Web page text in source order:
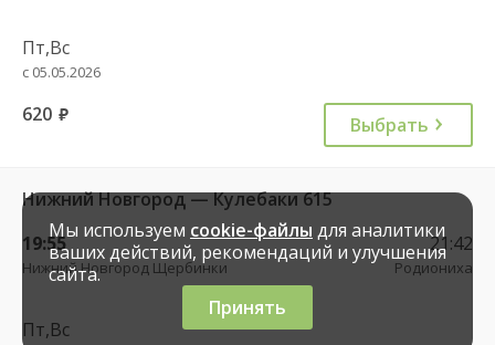
Пт,Вс
с 05.05.2026
620 руб. Выбрать
Нижний Новгород — Кулебаки 615
19:55
Нижний Новгород Щербинки
21:42
Родиониха
Пт,Вс
Мы используем cookie-файлы для аналитики
ваших действий, рекомендаций и улучшения
сайта.
Принять